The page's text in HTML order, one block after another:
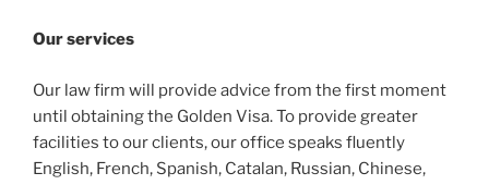
Our services
Our law firm will provide advice from the first moment
until obtaining the Golden Visa. To provide greater
facilities to our clients, our office speaks fluently
English, French, Spanish, Catalan, Russian, Chinese,